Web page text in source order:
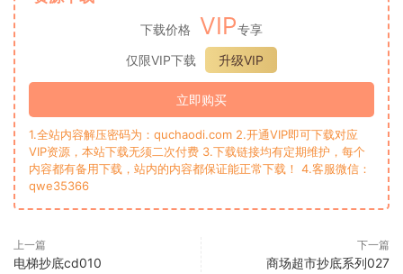
下载价格 VIP专享
仅限VIP下载
升级VIP
立即购买
1.全站内容解压密码为：quchaodi.com 2.开通VIP即可下载对应
VIP资源，本站下载无须二次付费 3.下载链接均有定期维护，每个
内容都有备用下载，站内的内容都保证能正常下载！ 4.客服微信：
qwe35366
上一篇
电梯抄底cd010
下一篇
商场超市抄底系列027